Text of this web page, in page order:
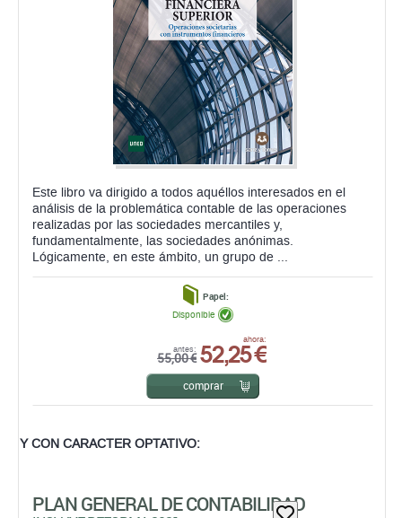
Este libro va dirigido a todos aquéllos interesados en el
análisis de la problemática contable de las operaciones
realizadas por las sociedades mercantiles y,
fundamentalmente, las sociedades anónimas.
Lógicamente, en este ámbito, un grupo de ...
Papel:
antes:
55,00 €
ahora:
52,25 €
Disponible
comprar
Y CON CARACTER OPTATIVO:
PLAN GENERAL DE CONTABILIDAD